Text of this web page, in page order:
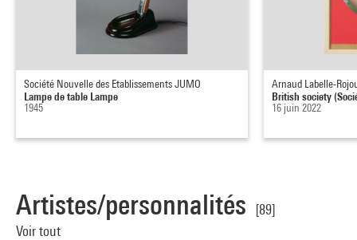
Société Nouvelle des Etablissements JUMO
Lampe de table Lampe
1945
Arnaud Labelle-
British society
16 juin 2022
Artistes/personnalités
[89]
Voir tout